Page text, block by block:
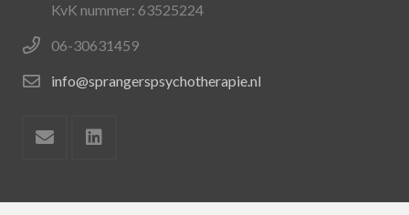
KvK nummer: 63525224
06-30631459
info@sprangerspsychotherapie.nl